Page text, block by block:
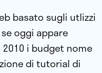
basato sugli utlizzi
oggi appare
i budget nome
di tutorial di